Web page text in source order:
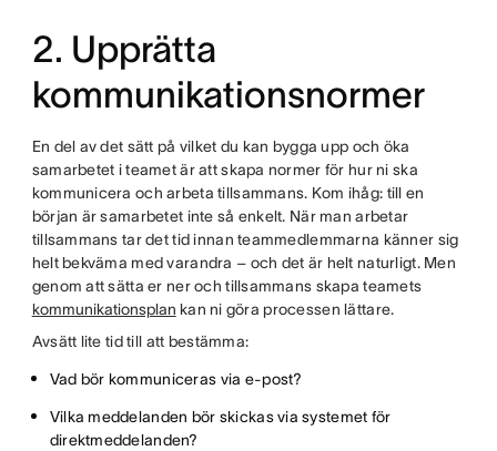
2. Upprätta
kommunikationsnormer
En del av det sätt på vilket du kan bygga upp och öka
samarbetet i teamet är att skapa normer för hur ni ska
kommunicera och arbeta tillsammans. Kom ihåg: till en
början är samarbetet inte så enkelt. När man arbetar
tillsammans tar det tid innan teammedlemmarna känner sig
helt bekväma med varandra – och det är helt naturligt. Men
genom att sätta er ner och tillsammans skapa teamets
kommunikationsplan kan ni göra processen lättare.
Avsätt lite tid till att bestämma:
Vad bör kommuniceras via e-post?
Vilka meddelanden bör skickas via systemet för
direktmeddelanden?